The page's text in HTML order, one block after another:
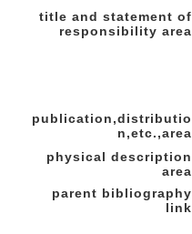
title and statement of
responsibility area
publication,distributio
n,etc.,area
physical description
area
parent bibliography
link